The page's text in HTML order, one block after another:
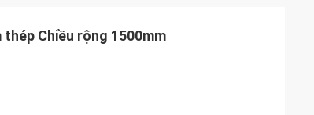
thép Chiều rộng 1500mm